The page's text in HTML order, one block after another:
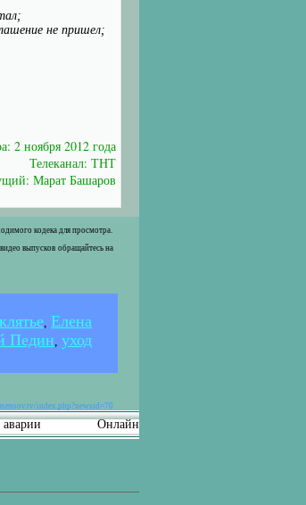
не пришел;
2 ноября 2012 года
Телеканал: ТНТ
Марат Башаров
кодека для просмотра.
выпусков обращайтесь на
,Елена
Педин,уход
index.php?newsid=70
Онлайн